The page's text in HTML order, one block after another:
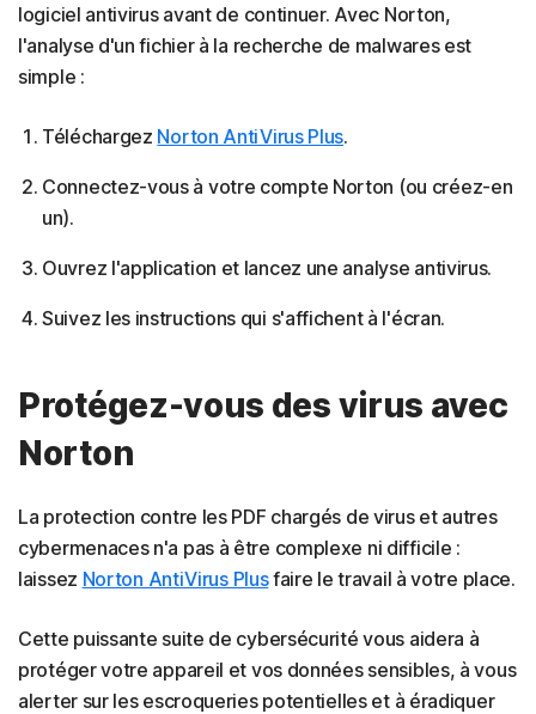
logiciel antivirus avant de continuer. Avec Norton,
l'analyse d'un fichier à la recherche de malwares est
simple :
Téléchargez Norton AntiVirus Plus.
Connectez-vous à votre compte Norton (ou créez-en
un).
Ouvrez l'application et lancez une analyse antivirus.
Suivez les instructions qui s'affichent à l'écran.
Protégez-vous des virus avec
Norton
La protection contre les PDF chargés de virus et autres
cybermenaces n'a pas à être complexe ni difficile :
laissez Norton AntiVirus Plusfaire le travail à votre place.
Cette puissante suite de cybersécurité vous aidera à
protéger votre appareil et vos données sensibles, à vous
alerter sur les escroqueries potentielles et à éradiquer